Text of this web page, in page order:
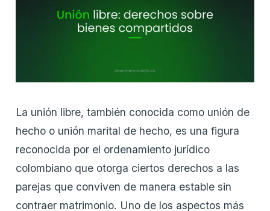
La unión libre, también conocida como unión de
hecho o unión marital de hecho, es una figura
reconocida por el ordenamiento jurídico
colombiano que otorga ciertos derechos a las
parejas que conviven de manera estable sin
contraer matrimonio. Uno de los aspectos más